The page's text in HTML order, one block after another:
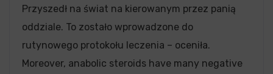
Przyszedł na świat na kierowanym przez panią
oddziale. To zostało wprowadzone do
rutynowego protokołu leczenia – oceniła.
Moreover, anabolic steroids have many negative